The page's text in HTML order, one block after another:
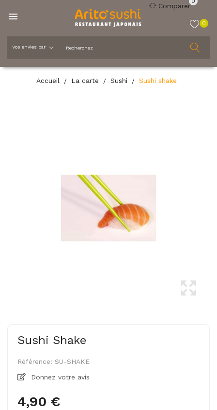

Comparer
0
Accueil La carte Sushi Sushi shake
Sushi Shake
Référence: SU-SHAKE
Donnez votre avis
4,90 €